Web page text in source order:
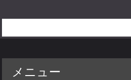
メニュー